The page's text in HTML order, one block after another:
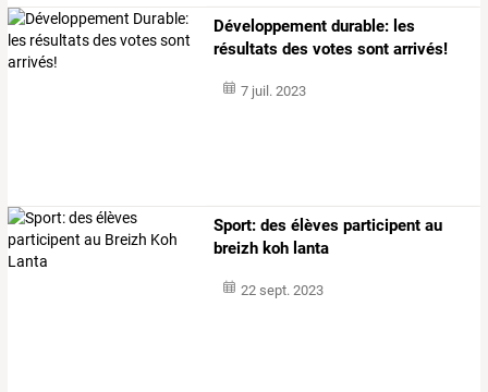
Développement durable: les
résultats des votes sont arrivés!
7 juil. 2023
Sport: des élèves participent au
breizh koh lanta
22 sept. 2023